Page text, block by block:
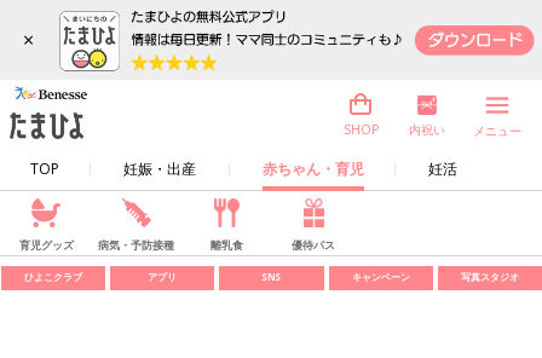
×
TOP 妊娠・出産 赤ちゃん・育児 妊活
SHOP 内祝い メニュー
育児グッズ 病気・予防接種 離乳食 優待パス
ひよこクラブ アプリ SNS キャンペーン 写真スタジオ